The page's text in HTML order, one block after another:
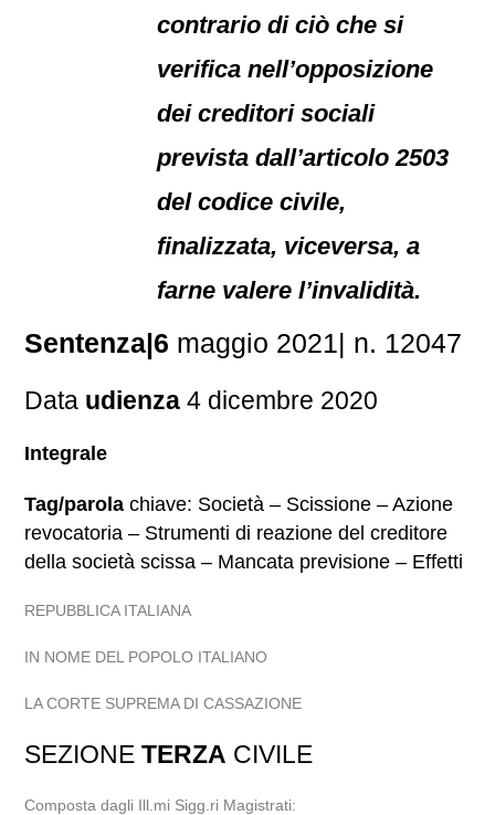
contrario di ciò che si
verifica nell’opposizione
dei creditori sociali
prevista dall’articolo 2503
del codice civile,
finalizzata, viceversa, a
farne valere l’invalidità.
Sentenza|6 maggio 2021| n. 12047
Data udienza 4 dicembre 2020
Integrale
Tag/parola chiave: Società – Scissione – Azione
revocatoria – Strumenti di reazione del creditore
della società scissa – Mancata previsione – Effetti
REPUBBLICA ITALIANA
IN NOME DEL POPOLO ITALIANO
LA CORTE SUPREMA DI CASSAZIONE
SEZIONETERZA CIVILE
Composta dagli Ill.mi Sigg.ri Magistrati: